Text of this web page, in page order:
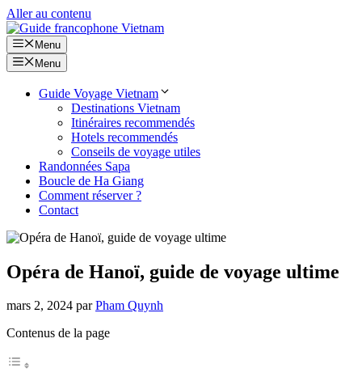
Aller au contenu
Menu
Menu
Guide Voyage Vietnam
Destinations Vietnam
Itinéraires recommendés
Hotels recommendés
Conseils de voyage utiles
Randonnées Sapa
Boucle de Ha Giang
Comment réserver ?
Contact
Opéra de Hanoï, guide de voyage ultime
mars 2, 2024 parPham Quynh
Contenus de la page